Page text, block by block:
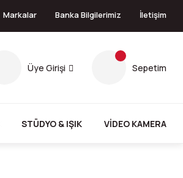
Markalar Banka Bilgilerimiz İletişim
Üye Girişi Sepetim
STÜDYO & IŞIK VİDEO KAMERA